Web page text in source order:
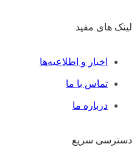
لینک های مفید
فهرستاخبار و اطلاعیه‌ها
تماس با ما
درباره ما
دسترسی سریع